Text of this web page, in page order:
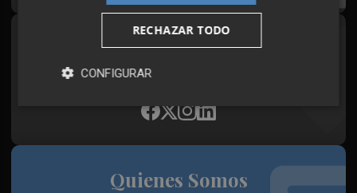
Síguenos en redes
Plaza Podcast, desde cualquier medio
Quienes Somos
RECHAZAR TODO
CONFIGURAR